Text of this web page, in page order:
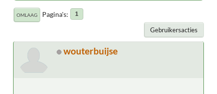
OMLAAG Pagina's 1
Gebruikersacties
wouterbuijse